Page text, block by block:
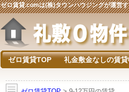
ゼロ賃貸.comは(株)タウンハウジングが運営
ゼロ賃貸TOP 礼金敷金なしの賃